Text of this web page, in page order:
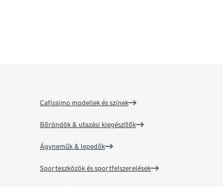
Cafissimo modellek és színek
Bőröndök & utazási kiegészítők
Ágyneműk & lepedők
Sporteszközök és sportfelszerelések